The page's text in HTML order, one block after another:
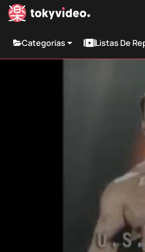
Categorías Listas De